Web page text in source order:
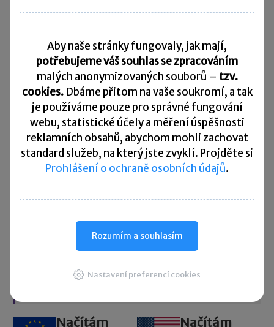
10. 8. 2026
Splatnost daně za červen 2026
20. 8. 2026
Měsíční odvod úhrnu sražených záloh na daň z příjmů
fyzických osob ze závislé činnosti za červenec 2026
20. 8. 2026
Splatnost paušální zálohy
24. 8. 2026
Daňové přiznání a splatnost daně za červenec 2026
Přehled všech termínů ►
Načítám
Načítám
Aby naše stránky fungovaly, jak mají,
potřebujeme váš souhlas se zpracováním
malých anonymizovaných souborů – tzv.
cookies. Dbáme přitom na vaše soukromí, a tak
je používáme pouze pro správné fungování
webu, statistické účely a měření úspěšnosti
reklamních obsahů, abychom mohli zachovat
standard služeb, na který jste zvyklí. Projděte si
Prohlášení o ochraně osobních údajů.
Rozumím a souhlasím
Nastavení preferencí cookies